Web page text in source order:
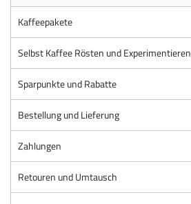
Kaffeepakete
Selbst Kaffee Rösten und Experimentieren
Sparpunkte und Rabatte
Bestellung und Lieferung
Zahlungen
Retouren und Umtausch